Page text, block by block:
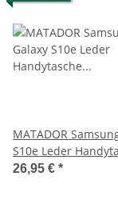
MATADOR
S10e Leder
verschließbar Braun
26,95 € *